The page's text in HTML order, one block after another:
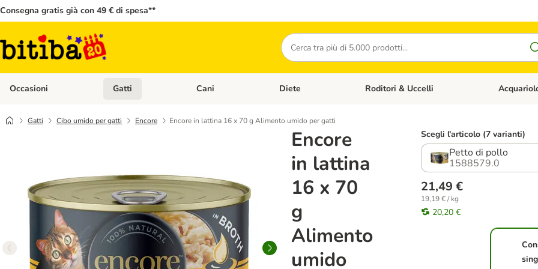
Consegna gratis già con 49 € di spesa**
Cerca
Occasioni Apri Menù Categoria: Occasioni
Gatti Apri Menù Categoria: Gatti
Cani Apri Menù Categoria: Cani
Diete Apri Menù Categoria: Diete
Roditori & Uccelli Apri Menù
Gatti Cibo umido per gatti Encore Encore in lattina 16 x 70 g Alimento umido per gatti
Encore
in lattina
16 x 70
g
Alimento
umido
Scegli l'articolo (7 varianti)
Petto di pollo
1588579.0
21,49 €
19,19 € / kg
20,20 €